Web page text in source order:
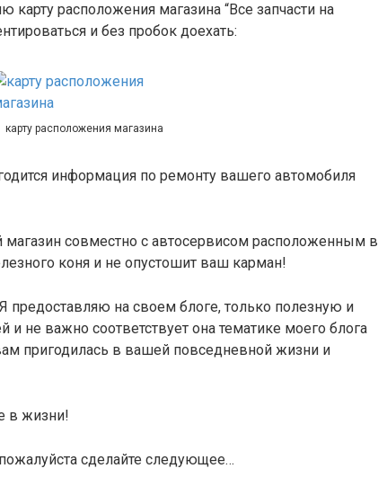
карту расположения магазина “Все запчасти на
и без пробок доехать:
карту расположения магазина
информация по ремонту вашего автомобиля
совместно с автосервисом расположенным в
коня и не опустошит ваш карман!
предоставляю на своем блоге, только полезную и
не важно соответствует она тематике моего блога
пригодилась в вашей повседневной жизни и
в жизни!
сделайте следующее…